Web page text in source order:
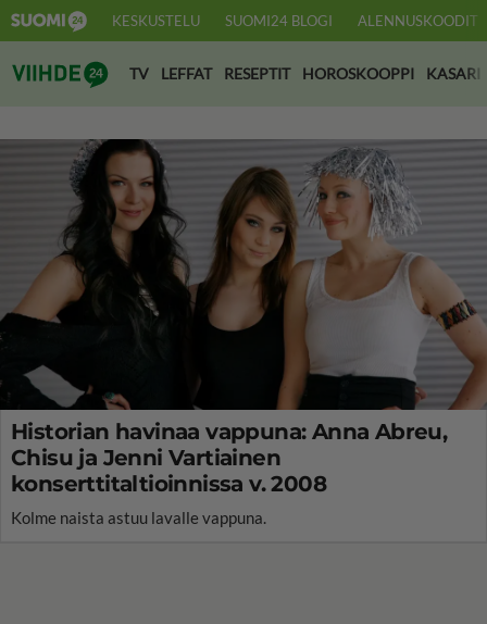
KESKUSTELU SUOMI24 BLOGI ALENNUSKOODIT
Suomi24 Viihde
TV LEFFAT RESEPTIT HOROSKOOPPI KASARI
Historian havinaa vappuna: Anna Abreu,
Chisu ja Jenni Vartiainen
konserttitaltioinnissa v. 2008
Kolme naista astuu lavalle vappuna.